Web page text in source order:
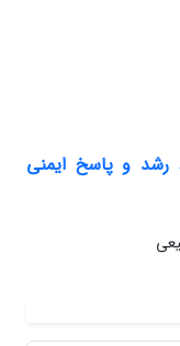
رشد و پاسخ ایمنی